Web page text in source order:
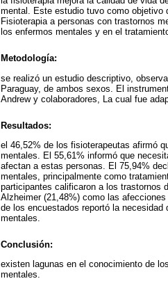
mental. Este estudio tuvo como objetivo
Fisioterapia a personas con trastornos
los enfermos mentales y en el
Metodología:
se realizó un estudio descriptivo,
Paraguay, de ambos sexos. El
Andrew y colaboradores, La cual fue
Resultados:
el 46,52% de los fisioterapeutas afirmó
mentales. El 55,61% informó que
afectan a estas personas. El 75,94%
mentales, principalmente como
participantes calificaron a los trastornos
Alzheimer (21,48%) como las
de los encuestados reportó la
mentales.
Conclusión:
existen lagunas en el conocimiento de
mentales.